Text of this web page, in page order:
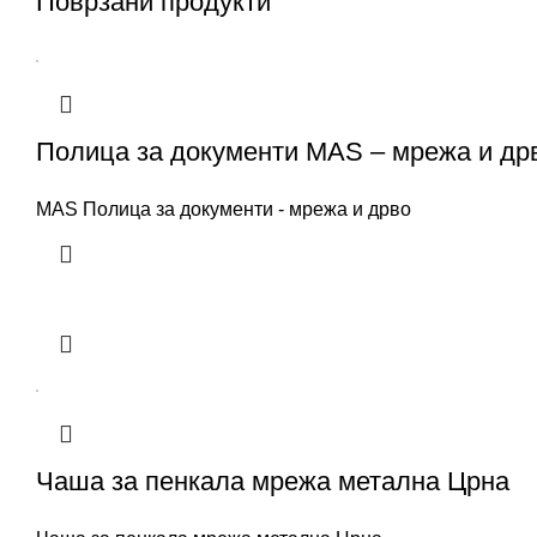
Полица за документи MAS – мрежа и
MAS Полица за документи - мрежа и дрво
Чаша за пенкала мрежа метална Црна